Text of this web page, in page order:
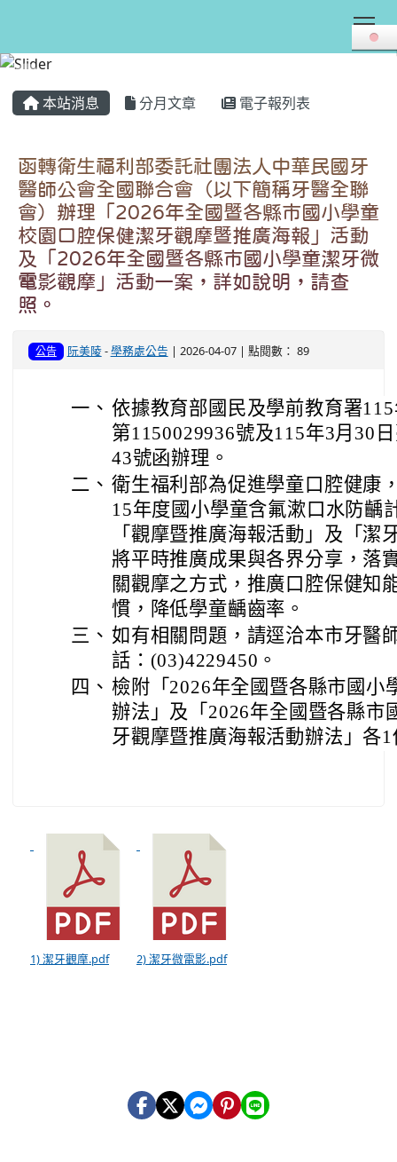
本站消息 分月文章 電子報列表
函轉衛生福利部委託社團法人中華民國牙
醫師公會全國聯合會（以下簡稱牙醫全聯
會）辦理「2026年全國暨各縣市國小學童
校園口腔保健潔牙觀摩暨推廣海報」活動
及「2026年全國暨各縣市國小學童潔牙微
電影觀摩」活動一案，詳如說明，請查
照。
公告 阮美陵-學務處公告 | 2026-04-07 | 點閱數： 89
一、 依據教育部國民及學前教育署
第1150029936號及115年3月30
43號函辦理。
二、 衛生福利部為促進學童口腔健康
15年度國小學童含氟漱口水防齲
「觀摩暨推廣海報活動」及「潔
將平時推廣成果與各界分享，落
關觀摩之方式，推廣口腔保健知
慣，降低學童齲齒率。
三、 如有相關問題，請逕洽本市牙醫
話：(03)4229450。
四、 檢附「2026年全國暨各縣市國小
辦法」及「2026年全國暨各縣市
牙觀摩暨推廣海報活動辦法」各
1) 潔牙觀摩.pdf 2) 潔牙微電影.pdf